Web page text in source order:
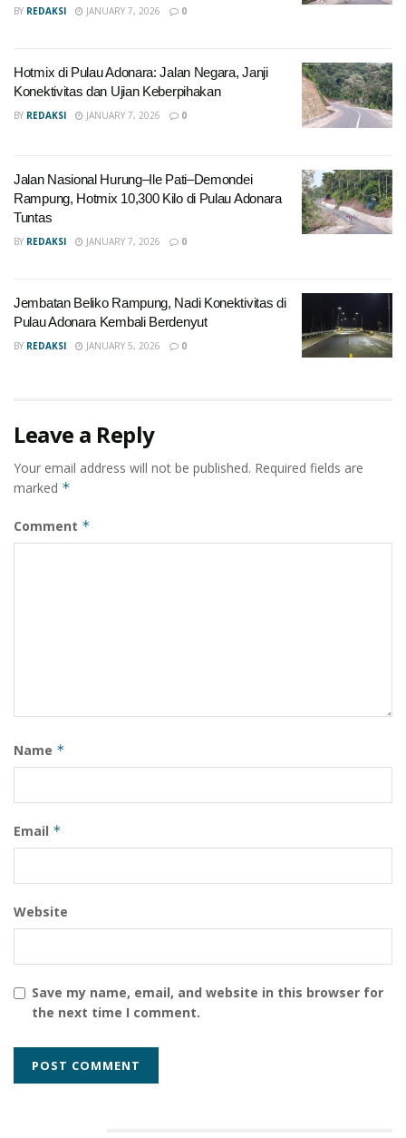
BY REDAKSI JANUARY 7, 2026 0
Hotmix di Pulau Adonara: Jalan Negara, Janji
Konektivitas dan Ujian Keberpihakan
BY REDAKSI JANUARY 7, 2026 0
Jalan Nasional Hurung–Ile Pati–Demondei
Rampung, Hotmix 10,300 Kilo di Pulau Adonara
Tuntas
BY REDAKSI JANUARY 7, 2026 0
Jembatan Beliko Rampung, Nadi Konektivitas di
Pulau Adonara Kembali Berdenyut
BY REDAKSI JANUARY 5, 2026 0
Leave a Reply
Your email address will not be published. Required fields are
marked *
Comment *
Name *
Email *
Website
Save my name, email, and website in this browser for
the next time I comment.